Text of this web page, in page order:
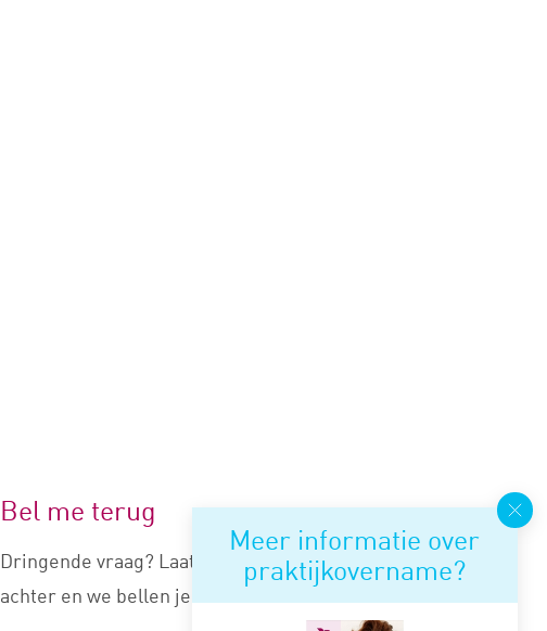
Meer informatie over
praktijkovername?
Bel me terug
Dringende vraag? Laat je nummer
achter en we bellen je snel terug.